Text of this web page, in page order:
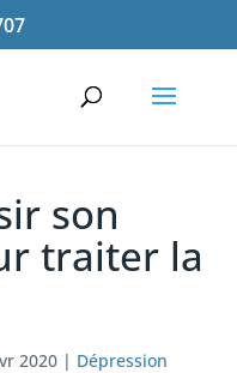
son
traiter la
2020 | Dépression